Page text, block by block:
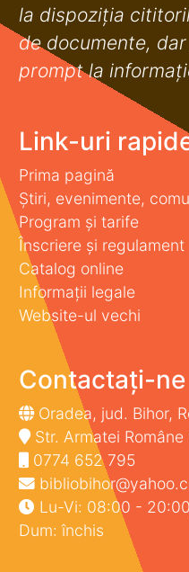
la dispoziţia
de documente,
prompt la
Link-uri
Prima pagină
Știri, evenimente,
Program și tarife
Înscriere și regulament
Catalog online
Informații legale
Website-ul vechi
Contactați-ne
Oradea, jud. Bihor,
Str. Armatei Române
0774 652 795
Lu-Vi: 08:00 -
Dum: închis